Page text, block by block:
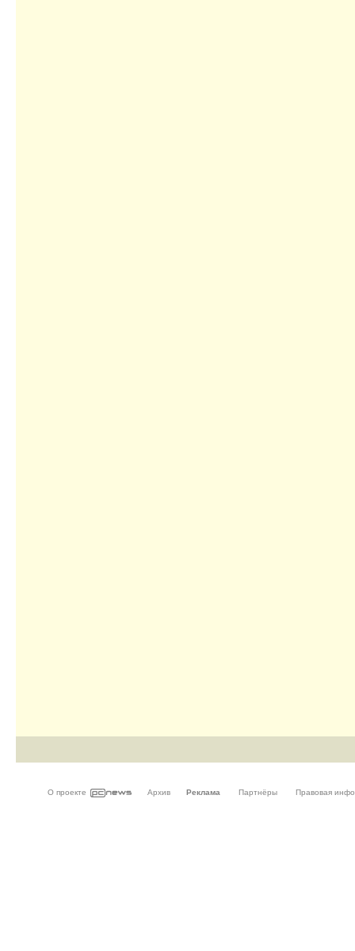
О проекте Архив Реклама Партнёры Правовая